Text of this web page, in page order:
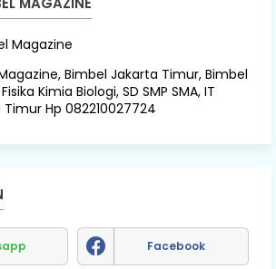
Bimbel Jakarta Timur, Bimbel
Kimia Biologi, SD SMP SMA, IT
Hp 082210027724
Facebook